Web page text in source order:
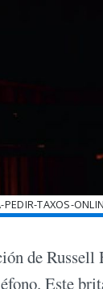
TAXOS-
de
Este